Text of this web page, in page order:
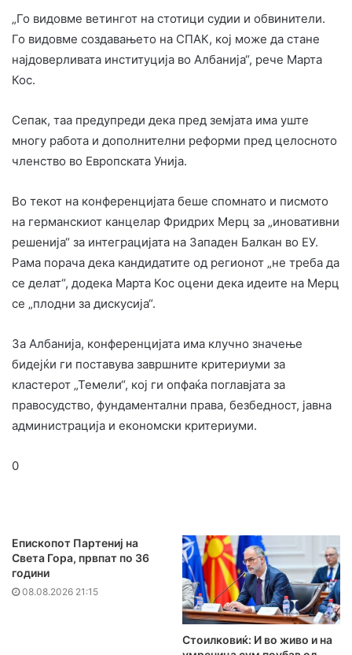
„Го видовме ветингот на стотици судии и обвинители.
Го видовме создавањето на СПАК, кој може да стане
најдоверливата институција во Албанија“, рече Марта
Кос.
Сепак, таа предупреди дека пред земјата има уште
многу работа и дополнителни реформи пред целосното
членство во Европската Унија.
Во текот на конференцијата беше спомнато и писмото
на германскиот канцелар Фридрих Мерц за „иновативни
решенија“ за интеграцијата на Западен Балкан во ЕУ.
Рама порача дека кандидатите од регионот „не треба да
се делат“, додека Марта Кос оцени дека идеите на Мерц
се „плодни за дискусија“.
За Албанија, конференцијата има клучно значење
бидејќи ги поставува завршните критериуми за
кластерот „Темели“, кој ги опфаќа поглавјата за
правосудство, фундаментални права, безбедност, јавна
администрација и економски критериуми.
0
Епископот Партениј на
Света Гора, првпат по 36
години
08.08.2026 21:15
Стоилковиќ: И во живо и на